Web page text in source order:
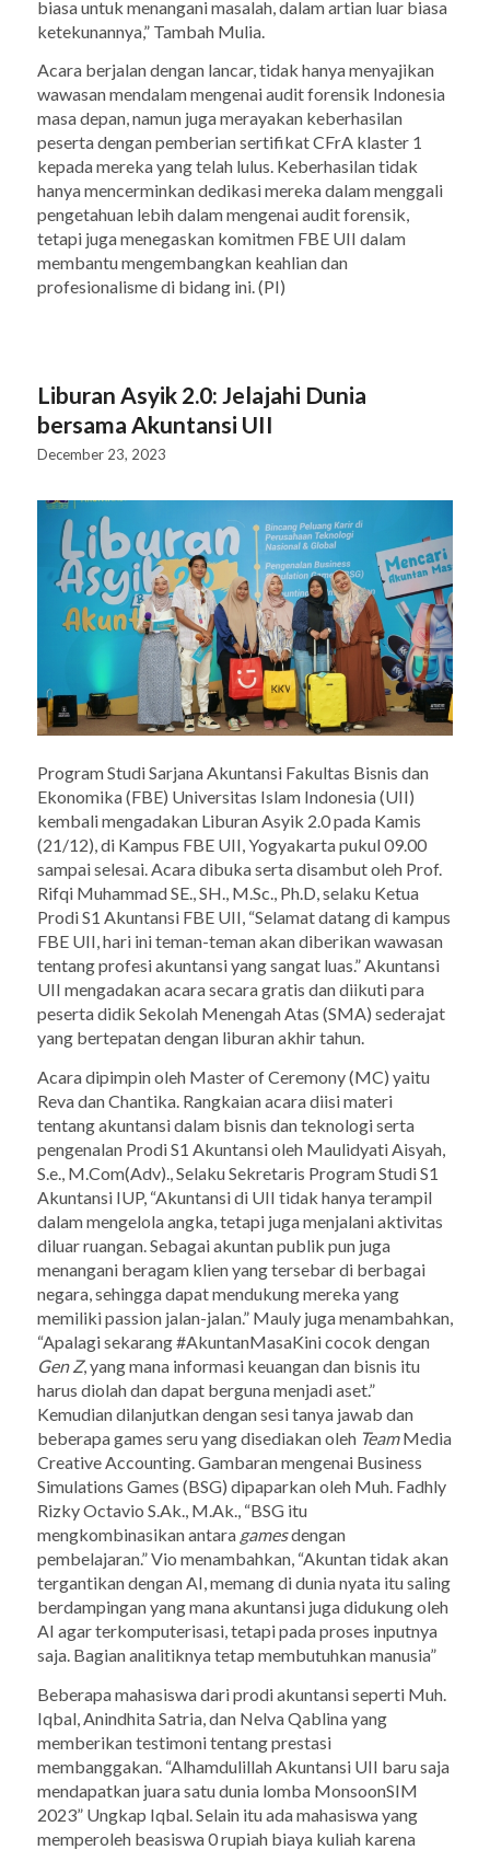
biasa untuk menangani masalah, dalam artian luar biasa
ketekunannya,” Tambah Mulia.
Acara berjalan dengan lancar, tidak hanya menyajikan
wawasan mendalam mengenai audit forensik Indonesia
masa depan, namun juga merayakan keberhasilan
peserta dengan pemberian sertifikat CFrA klaster 1
kepada mereka yang telah lulus. Keberhasilan tidak
hanya mencerminkan dedikasi mereka dalam menggali
pengetahuan lebih dalam mengenai audit forensik,
tetapi juga menegaskan komitmen FBE UII dalam
membantu mengembangkan keahlian dan
profesionalisme di bidang ini. (PI)
Liburan Asyik 2.0: Jelajahi Dunia
bersama Akuntansi UII
December 23, 2023
Program Studi Sarjana Akuntansi Fakultas Bisnis dan
Ekonomika (FBE) Universitas Islam Indonesia (UII)
kembali mengadakan Liburan Asyik 2.0 pada Kamis
(21/12), di Kampus FBE UII, Yogyakarta pukul 09.00
sampai selesai. Acara dibuka serta disambut oleh Prof.
Rifqi Muhammad SE., SH., M.Sc., Ph.D, selaku Ketua
Prodi S1 Akuntansi FBE UII, “Selamat datang di kampus
FBE UII, hari ini teman-teman akan diberikan wawasan
tentang profesi akuntansi yang sangat luas.” Akuntansi
UII mengadakan acara secara gratis dan diikuti para
peserta didik Sekolah Menengah Atas (SMA) sederajat
yang bertepatan dengan liburan akhir tahun.
Acara dipimpin oleh Master of Ceremony(MC) yaitu
Reva dan Chantika. Rangkaian acara diisi materi
tentang akuntansi dalam bisnis dan teknologi serta
pengenalan Prodi S1 Akuntansi oleh Maulidyati Aisyah,
S.e., M.Com(Adv)., Selaku Sekretaris Program Studi S1
Akuntansi IUP, “Akuntansi di UII tidak hanya terampil
dalam mengelola angka, tetapi juga menjalani aktivitas
diluar ruangan. Sebagai akuntan publik pun juga
menangani beragam klien yang tersebar di berbagai
negara, sehingga dapat mendukung mereka yang
memilikipassionjalan-jalan.” Mauly juga menambahkan,
“Apalagi sekarang #AkuntanMasaKini cocok dengan
Gen Z, yang mana informasi keuangan dan bisnis itu
harus diolah dan dapat berguna menjadi aset.”
Kemudian dilanjutkan dengan sesi tanya jawab dan
beberapagames seru yang disediakan oleh TeamMedia
Creative Accounting. Gambaran mengenai Business
Simulations Games (BSG) dipaparkan oleh Muh. Fadhly
Rizky Octavio S.Ak., M.Ak., “BSGitu
mengkombinasikan antara gamesdengan
pembelajaran.” Vio menambahkan, “Akuntan tidak akan
tergantikan dengan AI, memang di dunia nyata itu saling
berdampingan yang mana akuntansi juga didukung oleh
AI agar terkomputerisasi, tetapi pada proses inputnya
saja. Bagian analitiknya tetap membutuhkan manusia”
Beberapa mahasiswa dari prodi akuntansi seperti Muh.
Iqbal, Anindhita Satria, dan Nelva Qablina yang
memberikan testimoni tentang prestasi
membanggakan. “Alhamdulillah Akuntansi UII baru saja
mendapatkan juara satu dunia lomba MonsoonSIM
2023” Ungkap Iqbal. Selain itu ada mahasiswa yang
memperoleh beasiswa 0 rupiah biaya kuliah karena